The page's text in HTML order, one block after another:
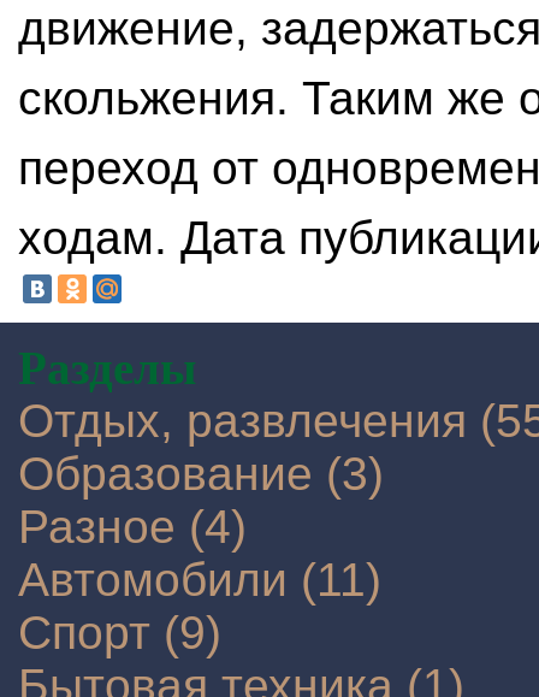
движение,
скольжения. Таким же
переход от
ходам. Дата
Разделы
Отдых, развлечения
Образование (3)
Разное (4)
Автомобили (11)
Спорт (9)
Бытовая техника (1)